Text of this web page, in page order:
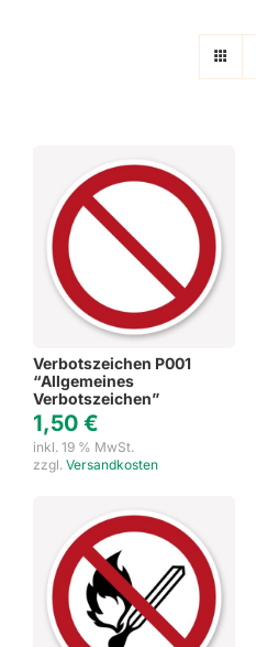
Verbotszeichen P001
“Allgemeines
Verbotszeichen”
1,50 €
inkl. 19 % MwSt.
zzgl. Versandkosten